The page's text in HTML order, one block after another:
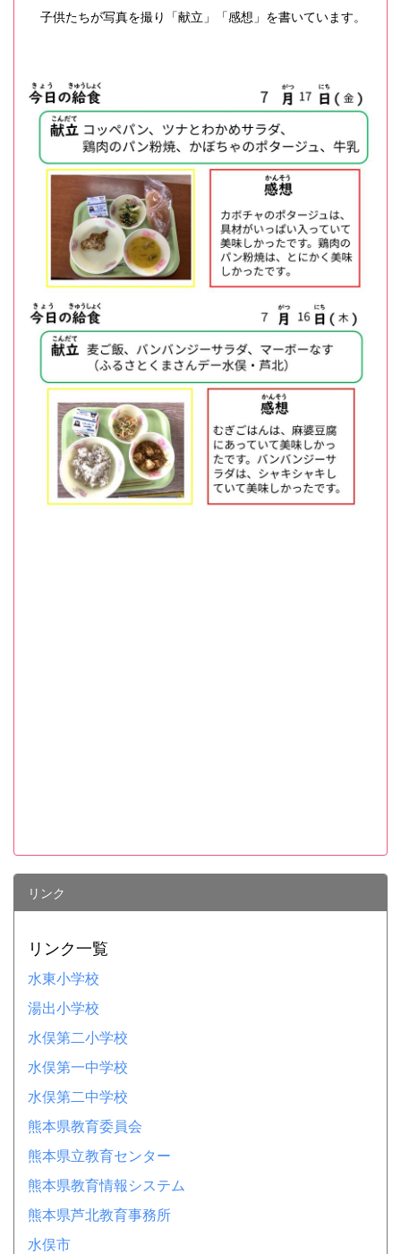
子供たちが写真を撮り「献立」「感想」を書いています。
リンク
リンク一覧
水東小学校
湯出小学校
水俣第二小学校
水俣第一中学校
水俣第二中学校
熊本県教育委員会
熊本県立教育センター
熊本県教育情報システム
熊本県芦北教育事務所
水俣市